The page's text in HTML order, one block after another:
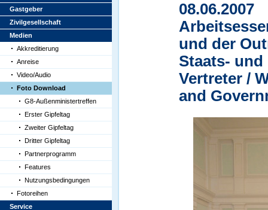
Gastgeber
Zivilgesellschaft
Medien
Akkreditierung
Anreise
Video/Audio
Foto Download
G8-Außenministertreffen
Erster Gipfeltag
Zweiter Gipfeltag
Dritter Gipfeltag
Partnerprogramm
Features
Nutzungsbedingungen
Fotoreihen
Service
08.06.2007
und der
Staats-
Vertreter /
and